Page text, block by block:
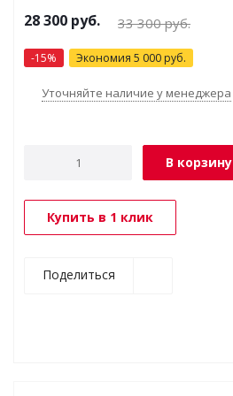
28 300 руб. 33 300руб.
-15% Экономия 5 000 руб.
Уточняйте наличие у менеджера
В корзину
Купить в 1 клик
Поделиться